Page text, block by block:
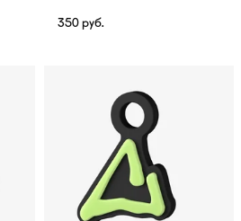
350 руб.